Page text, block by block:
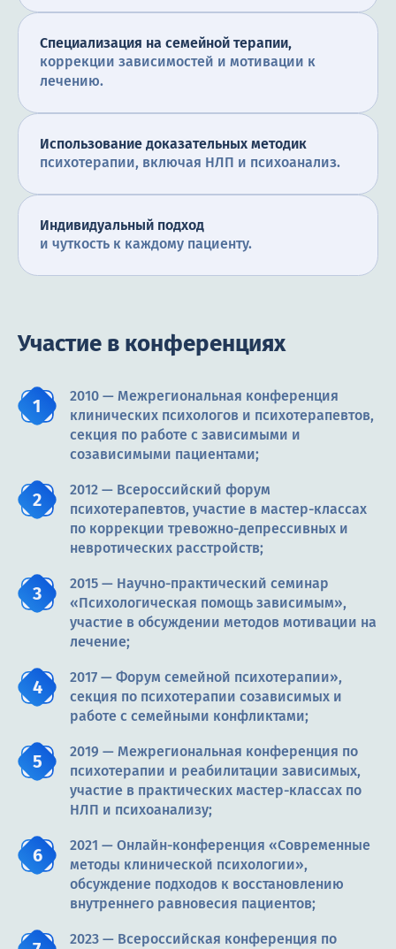
Специализация на семейной терапии,
коррекции зависимостей и мотивации к
лечению.
Использование доказательных методик
психотерапии, включая НЛП и психоанализ.
Индивидуальный подход
и чуткость к каждому пациенту.
Участие в конференциях
2010 — Межрегиональная конференция
клинических психологов и психотерапевтов,
секция по работе с зависимыми и
созависимыми пациентами;
2012 — Всероссийский форум
психотерапевтов, участие в мастер-классах
по коррекции тревожно-депрессивных и
невротических расстройств;
2015 — Научно-практический семинар
«Психологическая помощь зависимым»,
участие в обсуждении методов мотивации на
лечение;
2017 — Форум семейной психотерапии»,
секция по психотерапии созависимых и
работе с семейными конфликтами;
2019 — Межрегиональная конференция по
психотерапии и реабилитации зависимых,
участие в практических мастер-классах по
НЛП и психоанализу;
2021 — Онлайн-конференция «Современные
методы клинической психологии»,
обсуждение подходов к восстановлению
внутреннего равновесия пациентов;
2023 — Всероссийская конференция по